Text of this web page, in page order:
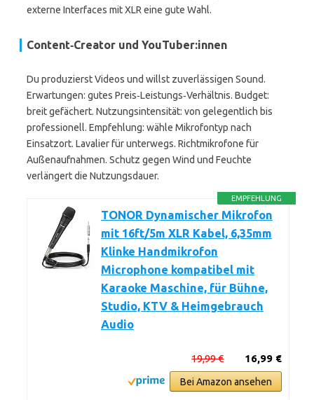
externe Interfaces mit XLR eine gute Wahl.
Content‑Creator und YouTuber:innen
Du produzierst Videos und willst zuverlässigen Sound.
Erwartungen: gutes Preis‑Leistungs‑Verhältnis. Budget:
breit gefächert. Nutzungsintensität: von gelegentlich bis
professionell. Empfehlung: wähle Mikrofontyp nach
Einsatzort. Lavalier für unterwegs. Richtmikrofone für
Außenaufnahmen. Schutz gegen Wind und Feuchte
verlängert die Nutzungsdauer.
EMPFEHLUNG
TONOR Dynamischer Mikrofon
mit 16ft/5m XLR Kabel, 6,35mm
Klinke Handmikrofon
Microphone kompatibel mit
Karaoke Maschine, für Bühne,
Studio, KTV & Heimgebrauch
Audio
16,99 €
19,99 €
Bei Amazon ansehen